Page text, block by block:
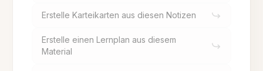
Erstelle Karteikarten aus diesen Notizen
Erstelle einen Lernplan aus diesem
Material